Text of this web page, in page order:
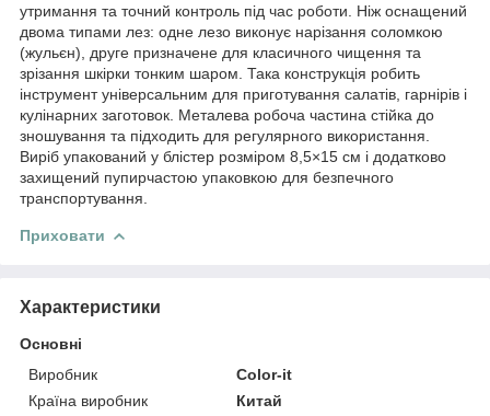
утримання та точний контроль під час роботи. Ніж оснащений
двома типами лез: одне лезо виконує нарізання соломкою
(жульєн), друге призначене для класичного чищення та
зрізання шкірки тонким шаром. Така конструкція робить
інструмент універсальним для приготування салатів, гарнірів і
кулінарних заготовок. Металева робоча частина стійка до
зношування та підходить для регулярного використання.
Виріб упакований у блістер розміром 8,5×15 см і додатково
захищений пупирчастою упаковкою для безпечного
транспортування.
Приховати
Характеристики
Основні
Виробник
Color-it
Країна виробник
Китай